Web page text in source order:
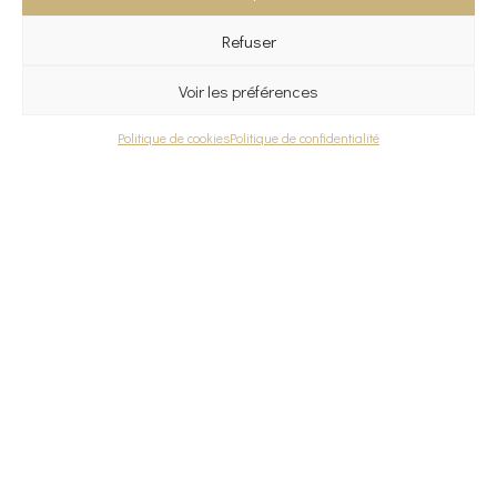
Refuser
Voir les préférences
Politique de cookiesPolitique de confidentialité
Mon compte
Coupelles
Oiseaux en cristallin